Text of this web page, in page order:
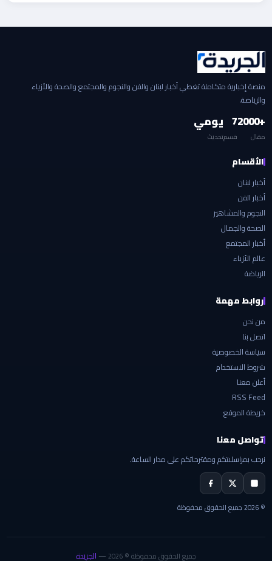
منصة إخبارية متكاملة تغطي أخبار لبنان والفن والنجوم والمجتمع والصحة والأزياء
والرياضة.
+2000
مقال
7
قسم
يومي
تحديث
الأقسام
أخبار لبنان
أخبار الفن
النجوم والمشاهير
الصحة والجمال
أخبار المجتمع
عالم الأزياء
الرياضة
روابط مهمة
من نحن
اتصل بنا
سياسة الخصوصية
شروط الاستخدام
أعلن معنا
RSS Feed
خريطة الموقع
تواصل معنا
نرحب بمراسلاتكم ومقترحاتكم على مدار الساعة.
© 2026 جميع الحقوق محفوظة
جميع الحقوق محفوظة © 2026 — الجريدة